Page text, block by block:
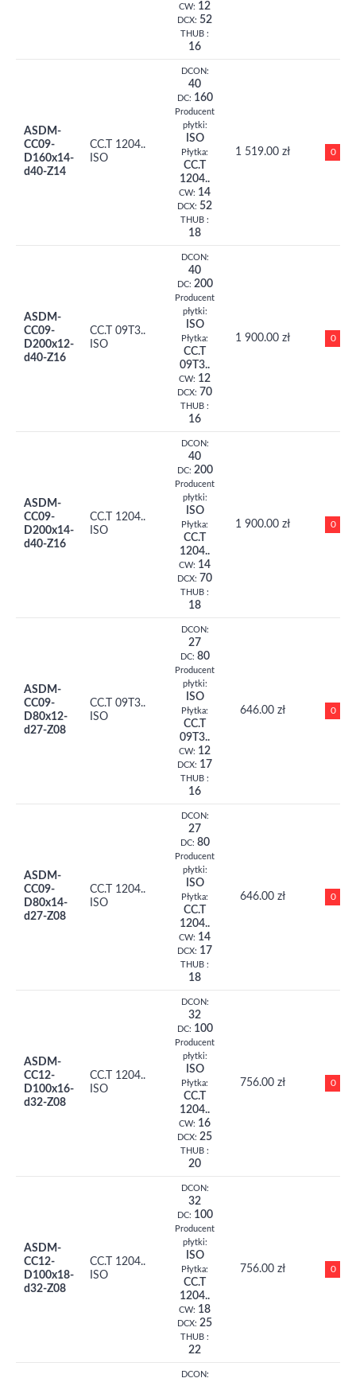
CW: 12
DCX: 52
THUB :
16
ASDM-
CC09-
D160x14-
d40-Z14
CC.T 1204..
ISO
DCON:
40
DC: 160
Producent
płytki:
ISO
Płytka:
CC.T
1204..
CW: 14
DCX: 52
THUB :
18
1 519.00 zł 0
ASDM-
CC09-
D200x12-
d40-Z16
CC.T 09T3..
ISO
DCON:
40
DC: 200
Producent
płytki:
ISO
Płytka:
CC.T
09T3..
CW: 12
DCX: 70
THUB :
16
1 900.00 zł 0
ASDM-
CC09-
D200x14-
d40-Z16
CC.T 1204..
ISO
DCON:
40
DC: 200
Producent
płytki:
ISO
Płytka:
CC.T
1204..
CW: 14
DCX: 70
THUB :
18
1 900.00 zł 0
ASDM-
CC09-
D80x12-
d27-Z08
CC.T 09T3..
ISO
DCON:
27
DC: 80
Producent
płytki:
ISO
Płytka:
CC.T
09T3..
CW: 12
DCX: 17
THUB :
16
646.00 zł 0
ASDM-
CC09-
D80x14-
d27-Z08
CC.T 1204..
ISO
DCON:
27
DC: 80
Producent
płytki:
ISO
Płytka:
CC.T
1204..
CW: 14
DCX: 17
THUB :
18
646.00 zł 0
ASDM-
CC12-
D100x16-
d32-Z08
CC.T 1204..
ISO
DCON:
32
DC: 100
Producent
płytki:
ISO
Płytka:
CC.T
1204..
CW: 16
DCX: 25
THUB :
20
756.00 zł 0
ASDM-
CC12-
D100x18-
d32-Z08
CC.T 1204..
ISO
DCON:
32
DC: 100
Producent
płytki:
ISO
Płytka:
CC.T
1204..
CW: 18
DCX: 25
THUB :
22
756.00 zł 0
DCON: